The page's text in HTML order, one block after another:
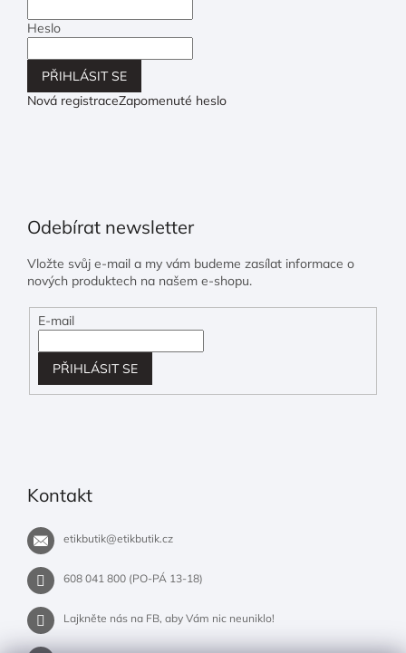
Heslo
PŘIHLÁSIT SE
Nová registraceZapomenuté heslo
Odebírat newsletter
Vložte svůj e-mail a my vám budeme zasílat informace o
nových produktech na našem e-shopu.
E-mail
PŘIHLÁSIT SE
Kontakt
etikbutik@etikbutik.cz
608 041 800 (PO-PÁ 13-18)
Lajkněte nás na FB, aby Vám nic neuniklo!